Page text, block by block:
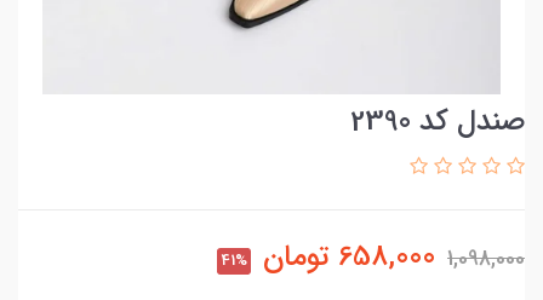
صندل کد 2390
1,098,000
658,000 تومان 41%